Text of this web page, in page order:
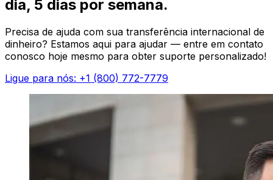
dia, 5 dias por semana.
Precisa de ajuda com sua transferência internacional de
dinheiro? Estamos aqui para ajudar — entre em contato
conosco hoje mesmo para obter suporte personalizado!
Ligue para nós: +1 (800) 772-7779